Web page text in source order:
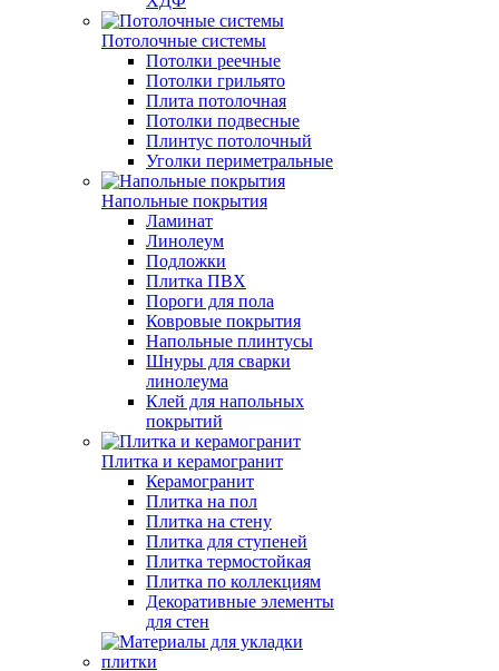
Потолочные системы
Потолки реечные
Потолки грильято
Плита потолочная
Потолки подвесные
Плинтус потолочный
Уголки периметральные
Напольные покрытия
Ламинат
Линолеум
Подложки
Плитка ПВХ
Пороги для пола
Ковровые покрытия
Напольные плинтусы
Шнуры для сварки
линолеума
Клей для напольных
покрытий
Плитка и керамогранит
Керамогранит
Плитка на пол
Плитка на стену
Плитка для ступеней
Плитка термостойкая
Плитка по коллекциям
Декоративные элементы
для стен